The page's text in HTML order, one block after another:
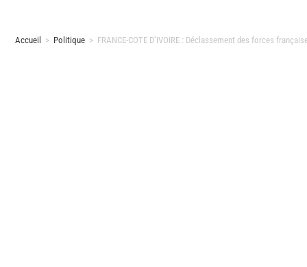
Accueil > Politique > FRANCE-COTE D’IVOIRE : Déclassement des forces